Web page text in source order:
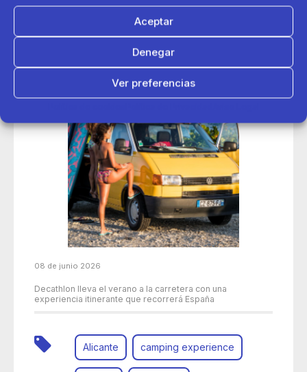
Aceptar
Denegar
Ver preferencias
08 de junio 2026
Decathlon lleva el verano a la carretera con una
experiencia itinerante que recorrerá España
Alicante camping experience